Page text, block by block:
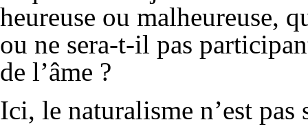
heureuse ou malheureuse,
ou ne sera-t-il pas
de l’âme ?
Ici, le naturalisme n’est pas